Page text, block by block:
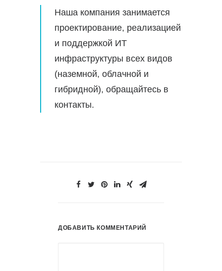
Наша компания занимается
проектирование, реализацией
и поддержкой ИТ
инфраструктуры всех видов
(наземной, облачной и
гибридной), обращайтесь в
контакты.
ДОБАВИТЬ КОММЕНТАРИЙ